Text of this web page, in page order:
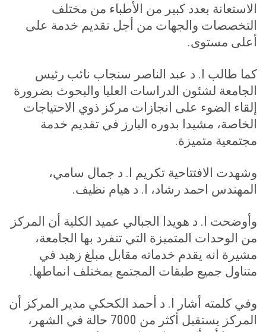
الاستعانة بعدد كبير من الأطباء من مختلف
التخصصات والجهات من أجل تقديم خدمة على
أعلى مستوى.
كما طالب ا. د عبد الناصر سنجاب نائب رئيس
الجامعة لشئون الدراسات العليا والبحوث بضرورة
إلقاء الضوء على انجازات مركز ذوي الاحتياجات
الخاصة، مشيدا بدوره البارز في تقديم خدمة
مجتمعية متميزة.
وشهدت الافتتاحية تكريم ا. د جمال سامي،
المهندس احمد رشاد، ا. د هيام نظيف.
وأوضحت ا. د هويدا الجبالي عميد الكلية أن المركز
من الوحدات المتميزة التي تنفرد بها الجامعة،
مشيرة انه يقدم خدماته مقابل مبلغ زهيد في
متناول جميع طبقات المجتمع بمختلف انماطها.
وفي كلمته أشار ا. د أحمد الكحكي مدير المركز أن
المركز يستقبل أكثر من 7000 حالة في الشهر،